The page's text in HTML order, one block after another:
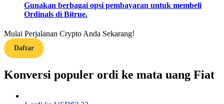
Pelajari cara untuk tetap menghasilkan keuntungan
Menghasilkan
Gunakan berbagai opsi pembayaran untuk membeli
Ordinals di Bitrue.
Mulai Perjalanan Crypto Anda Sekarang!
Daftar
Konversi populer ordi ke mata uang Fiat